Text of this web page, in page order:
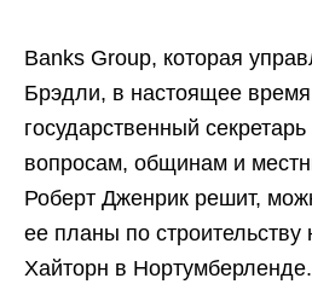
Banks Group, которая
Брэдли, в настоящее время
государственный
вопросам, общинам и
Роберт Дженрик решит,
ее планы по строительству
Хайторн в Нортумберленде.